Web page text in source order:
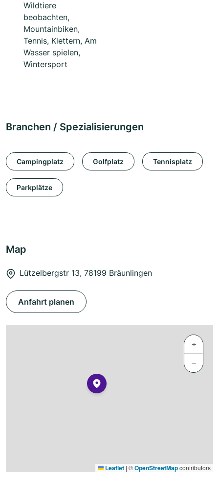
Wildtiere
beobachten,
Mountainbiken,
Tennis, Klettern, Am
Wasser spielen,
Wintersport
Branchen / Spezialisierungen
Campingplatz Golfplatz Tennisplatz
Parkplätze
Map
Lützelbergstr 13, 78199 Bräunlingen
Anfahrt planen
+
−
Leaflet | ©OpenStreetMapcontributors